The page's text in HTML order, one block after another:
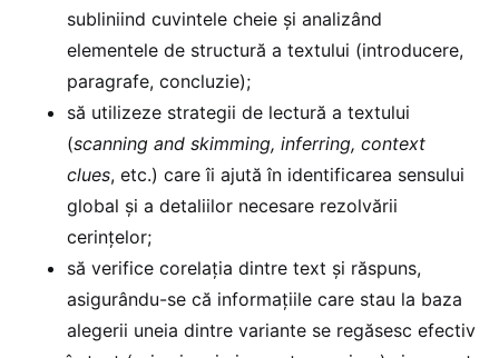
subliniind cuvintele cheie și analizând
elementele de structură a textului (introducere,
paragrafe, concluzie);
să utilizeze strategii de lectură a textului
(scanning and skimming, inferring, context
clues, etc.) care îi ajută în identificarea sensului
global și a detaliilor necesare rezolvării
cerințelor;
să verifice corelația dintre text și răspuns,
asigurându-se că informațiile care stau la baza
alegerii uneia dintre variante se regăsesc efectiv